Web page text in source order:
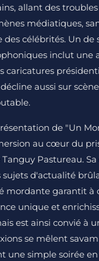
allant des
médiatiques,
des célébrités. Un de
inclut une
caricatures
aussi sur
de "Un
au cœur du
Pastureau.
sujets d'actualité
mordante garantit à
unique et
est ainsi convié à
se mêlent
une simple soirée